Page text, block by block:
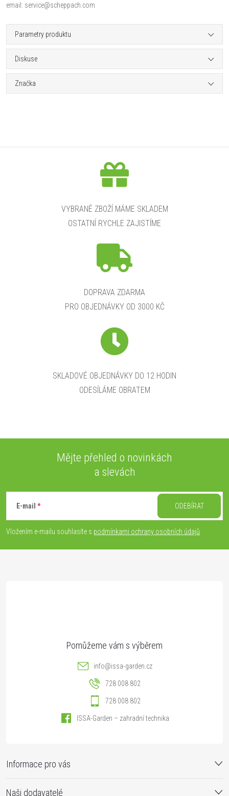
email: service@scheppach.com
Parametry produktu
Diskuse
Značka
VYBRANÉ ZBOŽÍ MÁME SKLADEM
OSTATNÍ RYCHLE ZAJISTÍME
DOPRAVA ZDARMA
PRO OBJEDNÁVKY OD 3000 KČ
SKLADOVÉ OBJEDNÁVKY DO 12 HODIN
ODESÍLÁME OBRATEM
p
Mějte přehled o novinkách
a slevách
E-mail
Vložením e-mailu souhlasíte s podmínkami ochrany osobních údajů
ODEBÍRAT
Informace pro vás
info@issa-garden.cz
728 008 802
728 008 802
ISSA-Garden – zahradní technika
Naši dodavatelé